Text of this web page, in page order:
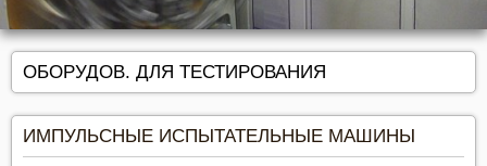
ОБОРУДОВ. ДЛЯ ТЕСТИРОВАНИЯ
ИМПУЛЬСНЫЕ ИСПЫТАТЕЛЬНЫЕ МАШИНЫ